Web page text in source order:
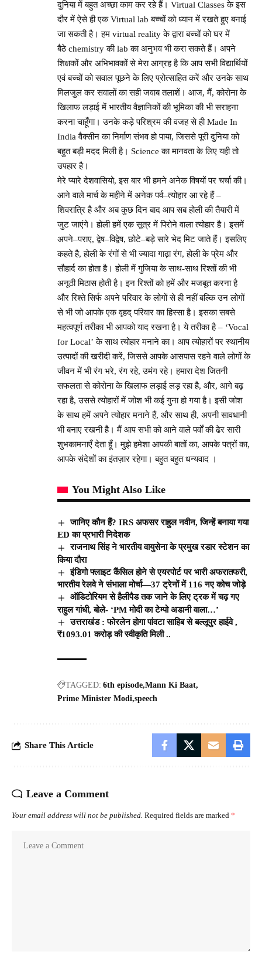
दुनिया में बहुत अच्छा काम कर रहे हैं। Virtual Classes के इस
दौर में ऐसे ही एक Virtual lab बच्चों को ध्यान में रखते हुए बनाई
जा सकती है। हम virtual reality के द्वारा बच्चों को घर में
बैठे chemistry की lab का अनुभव भी करा सकते हैं। अपने
शिक्षकों और अभिभावकों से मेरा आग्रह है कि आप सभी विद्यार्थियों
एवं बच्चों को सवाल पूछने के लिए प्रोत्साहित करें और उनके साथ
मिलजुल कर सवालों का सही जवाब तलाशें। आज, मैं, कोरोना के
खिलाफ लड़ाई में भारतीय वैज्ञानिकों की भूमिका की भी सराहना
करना चाहूँगा। उनके कड़े परिश्रम की वजह से ही Made In
India वैक्सीन का निर्माण संभव हो पाया, जिससे पूरी दुनिया को
बहुत बड़ी मदद मिली है। Science का मानवता के लिए यही तो
उपहार है।
मेरे प्यारे देशवासियो, इस बार भी हमने अनेक विषयों पर चर्चा की।
आने वाले मार्च के महीने में अनेक पर्व–त्योहार आ रहे हैं –
शिवरात्रि है और अब कुछ दिन बाद आप सब होली की तैयारी में
जुट जाएंगे। होली हमें एक सूत्र में पिरोने वाला त्योहार है। इसमें
अपने–पराए, द्वेष–विद्वेष, छोटे–बड़े सारे भेद मिट जाते हैं। इसलिए
कहते है, होली के रंगों से भी ज्यादा गाढ़ा रंग, होली के प्रेम और
सौहार्द का होता है। होली में गुजिया के साथ-साथ रिश्तों की भी
अनूठी मिठास होती है। इन रिश्तों को हमें और मजबूत करना है
और रिश्ते सिर्फ अपने परिवार के लोगों से ही नहीं बल्कि उन लोगों
से भी जो आपके एक वृहद् परिवार का हिस्सा है। इसका सबसे
महत्वपूर्ण तरीका भी आपको याद रखना है। ये तरीका है – ‘Vocal
for Local’ के साथ त्योहार मनाने का। आप त्योहारों पर स्थानीय
उत्पादों की खरीदी करें, जिससे आपके आसपास रहने वाले लोगों के
जीवन में भी रंग भरे, रंग रहे, उमंग रहे। हमारा देश जितनी
सफलता से कोरोना के खिलाफ लड़ाई लड़ रहा है, और, आगे बढ़
रहा है, उससे त्योहारों में जोश भी कई गुना हो गया है। इसी जोश
के साथ हमें अपने त्योहार मनाने हैं, और साथ ही, अपनी सावधानी
भी बनाए रखनी है। मैं आप सभी को आने वाले पर्वों की ढेर सारी
शुभकामनाएँ देता हूँ। मुझे हमेशा आपकी बातों का, आपके पत्रों का,
आपके संदेशों का इंतज़ार रहेगा। बहुत बहुत धन्यवाद ।
You Might Also Like
जानिए कौन हैं? IRS अफसर राहुल नवीन, जिन्हें बनाया गया
ED का प्रभारी निदेशक
राजनाथ सिंह ने भारतीय वायुसेना के प्रमुख रडार स्टेशन का
किया दौरा
इंडिगो फ्लाइट कैंसिल होने से एयरपोर्ट पर भारी अफरातफरी,
भारतीय रेलवे ने संभाला मोर्चा—37 ट्रेनों में 116 नए कोच जोड़े
ऑडिटोरियम से हैलीपैड तक जाने के लिए ट्रक में चढ़ गए
राहुल गांधी, बोले- ‘PM मोदी का टेम्पो अडानी वाला…’
उत्तराखंड : फोरलेन होगा पांवटा साहिब से बल्लूपुर हाईवे ,
₹1093.01 करोड़ की स्वीकृति मिली ..
TAGGED: 6th episode Mann Ki Baat
Prime Minister Modi speech
Share This Article
Leave a Comment
Your email address will not be published. Required fields are marked *